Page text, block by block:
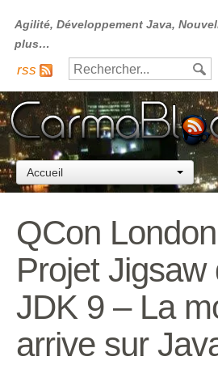
Agilité, Développement Java,
plus…
rss
Accueil
QCon
Projet Jigsaw
JDK 9 – La
arrive sur